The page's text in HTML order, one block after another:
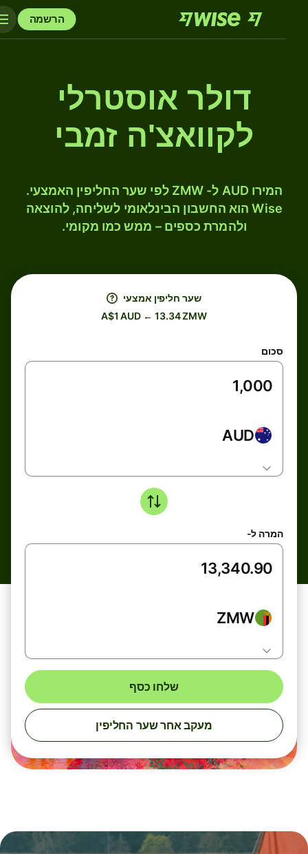
הרשמה
דולר אוסטרלי
לקוואצ'ה זמבי
המירו AUD ל- ZMW לפי שער החליפין האמצעי.
Wise הוא החשבון הבינלאומי לשליחה, להוצאה
ולהמרת כספים – ממש כמו מקומי.
שער חליפין אמצעי
A$1 AUD ← 13.34 ZMW
סכום
AUD
המרה ל-
ZMW
שלחו כסף
מעקב אחר שער החליפין